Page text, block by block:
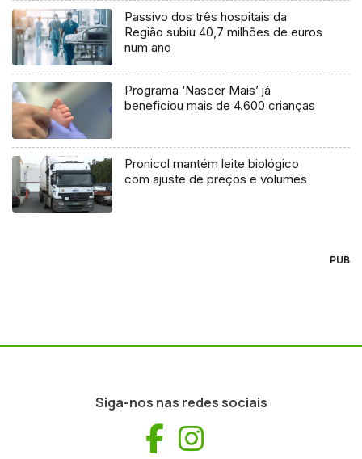
Passivo dos três hospitais da
Região subiu 40,7 milhões de euros
num ano
Programa ‘Nascer Mais’ já
beneficiou mais de 4.600 crianças
Pronicol mantém leite biológico
com ajuste de preços e volumes
PUB
Siga-nos nas redes sociais
Facebook